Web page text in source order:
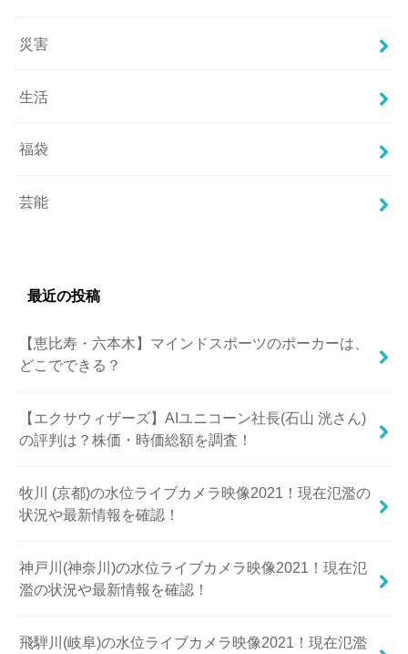
災害
生活
福袋
芸能
最近の投稿
【恵比寿・六本木】マインドスポーツのポーカーは、
どこでできる？
【エクサウィザーズ】AIユニコーン社長(石山 洸さん)
の評判は？株価・時価総額を調査！
牧川 (京都)の水位ライブカメラ映像2021！現在氾濫の
状況や最新情報を確認！
神戸川(神奈川)の水位ライブカメラ映像2021！現在氾
濫の状況や最新情報を確認！
飛騨川(岐阜)の水位ライブカメラ映像2021！現在氾濫